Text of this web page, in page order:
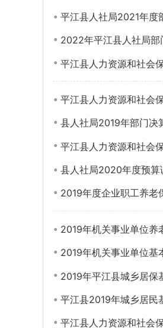
平江县人社局2021年度
2022年平江县人社局部
平江县人力资源和社会
平江县人力资源和社会
县人社局2019年部门决
平江县人力资源和社会
县人社局2020年度预算
2019年度企业职工养老
2019年机关事业单位养
2019年机关事业单位基
2019年平江县城乡居保
平江县2019年城乡居民
平江县人力资源和社会